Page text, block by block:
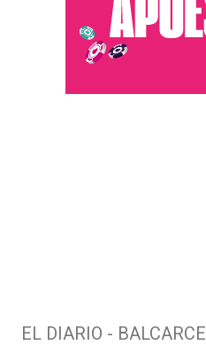
EL DIARIO - BALCARCE